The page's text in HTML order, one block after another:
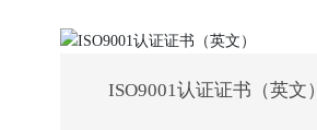
ISO9001认证证书（英文）